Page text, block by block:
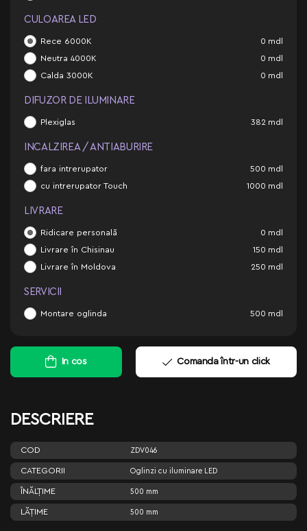
CULOAREA LED
Rece 6000K 0 mdl
Neutra 4000K 0 mdl
Calda 3000K 0 mdl
DIFUZOR DE ILUMINARE
Plexiglas 382 mdl
INCALZIREA / ANTIABURIRE
fara intrerupator 500 mdl
cu intrerupator Touch 1000 mdl
LIVRARE
Ridicare personală 0 mdl
Livrare în Chisinau 150 mdl
Livrare în Moldova 250 mdl
SERVICII
Montare oglinda 500 mdl
In cos Comanda într-un click
DESCRIERE
COD ZDV046
CATEGORII Oglinzi cu iluminare LED
ÎNĂLŢIME 500 mm
LĂŢIME 500 mm